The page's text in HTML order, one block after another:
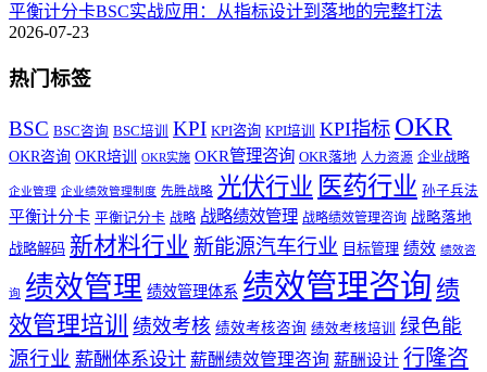
平衡计分卡BSC实战应用：从指标设计到落地的完整打法
2026-07-23
热门标签
BSC BSC咨询 BSC培训 KPI KPI咨询 KPI培训 KPI指标 OKR
OKR咨询 OKR培训 OKR实施 OKR管理咨询 OKR落地 人力资源 企业战略
企业管理 企业绩效管理制度 先胜战略 光伏行业 医药行业 孙子兵法
平衡计分卡 平衡记分卡 战略 战略绩效管理 战略绩效管理咨询 战略落地
战略解码 新材料行业 新能源汽车行业 目标管理 绩效 绩效咨
询 绩效管理 绩效管理体系 绩效管理咨询 绩
效管理培训 绩效考核 绩效考核咨询 绩效考核培训
绿色能
源行业 薪酬体系设计 薪酬绩效管理咨询 薪酬设计 行隆咨